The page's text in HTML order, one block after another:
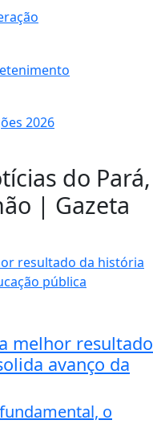
do Pará,
| Gazeta
melhor resultado
avanço da
o